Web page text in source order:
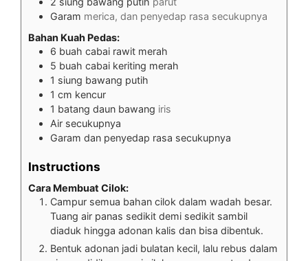
Garam merica, dan penyedap rasa secukupnya
Bahan Kuah Pedas:
6 buah cabai rawit merah
5 buah cabai keriting merah
1 siung bawang putih
1 cm kencur
1 batang daun bawang iris
Air secukupnya
Garam dan penyedap rasa secukupnya
Instructions
Cara Membuat Cilok:
Campur semua bahan cilok dalam wadah besar.
Tuang air panas sedikit demi sedikit sambil
diaduk hingga adonan kalis dan bisa dibentuk.
Bentuk adonan jadi bulatan kecil, lalu rebus dalam